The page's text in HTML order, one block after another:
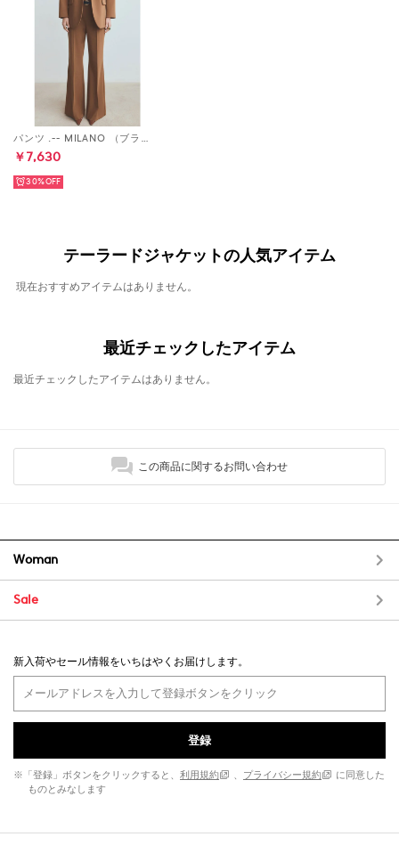
パンツ .-- MILANO （ブラウン）
￥7,630
30%
テーラードジャケットの人気アイテム
現在おすすめアイテムはありません。
最近チェックしたアイテム
最近チェックしたアイテムはありません。
この商品に関するお問い合わせ
Woman
Sale
新入荷やセール情報をいちはやくお届けします。
登録
※「登録」ボタンをクリックすると、 利用規約 、 プライバシー規約
に同意した
ものとみなします